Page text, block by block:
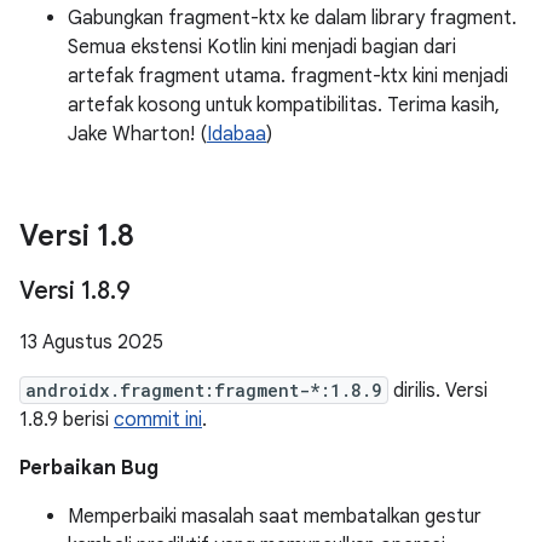
Gabungkan fragment-ktx ke dalam library fragment.
Semua ekstensi Kotlin kini menjadi bagian dari
artefak fragment utama. fragment-ktx kini menjadi
artefak kosong untuk kompatibilitas. Terima kasih,
Jake Wharton! (Idabaa)
Versi 1.8
Versi 1.8.9
13 Agustus 2025
androidx.fragment:fragment-*:1.8.9 dirilis. Versi
1.8.9 berisi commit ini.
Perbaikan Bug
Memperbaiki masalah saat membatalkan gestur